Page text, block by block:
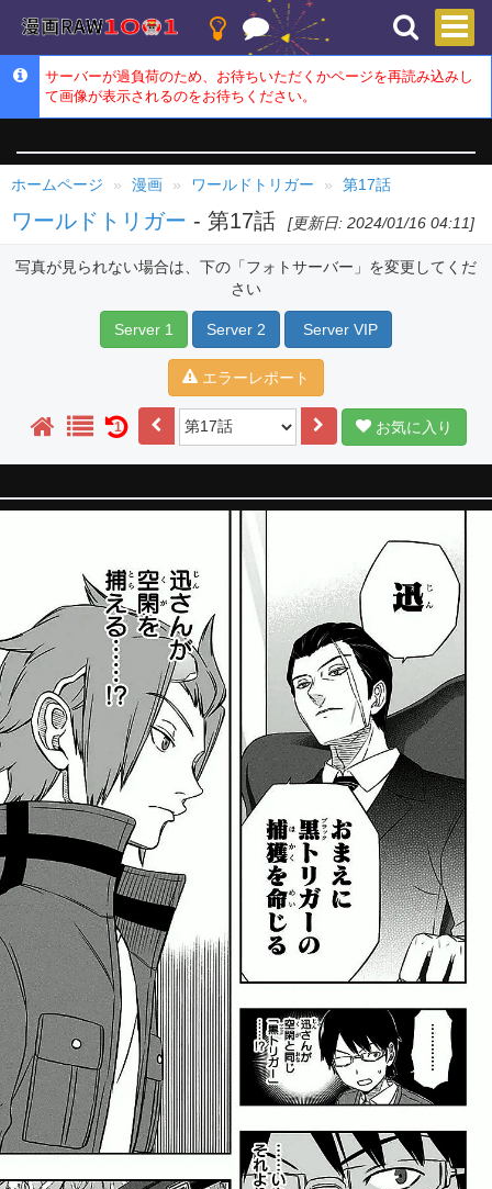
サーバーが過負荷のため、お待ちいただくかページを再読み込みし
て画像が表示されるのをお待ちください。
ホームページ 漫画 ワールドトリガー 第17話
ワールドトリガー - 第17話 [更新日: 2024/01/16 04:11]
写真が見られない場合は、下の「フォトサーバー」を変更してくだ
さい
Server 1 Server 2 Server VIP
エラーレポート
1 お気に入り